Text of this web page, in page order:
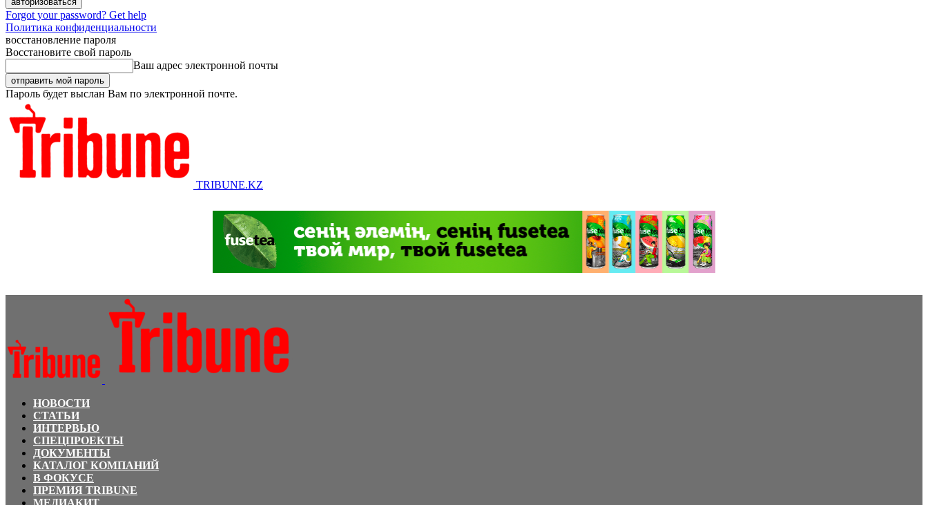
Forgot your password? Get help
Политика конфиденциальности
восстановление пароля
Восстановите свой пароль
Ваш адрес электронной почты
Пароль будет выслан Вам по электронной почте.
TRIBUNE.KZ
НОВОСТИ
СТАТЬИ
ИНТЕРВЬЮ
СПЕЦПРОЕКТЫ
ДОКУМЕНТЫ
КАТАЛОГ КОМПАНИЙ
В ФОКУСЕ
ПРЕМИЯ TRIBUNE
МЕДИАКИТ